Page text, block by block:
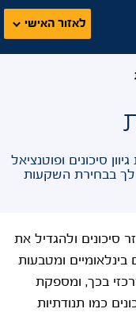
לאזור האישי
סיכונים ופוטנציאל
לך בבחירת השקעות
סיכונים ולהגדיל את
ומטבעות
בכך, ומספקת
כמו תנודתיות